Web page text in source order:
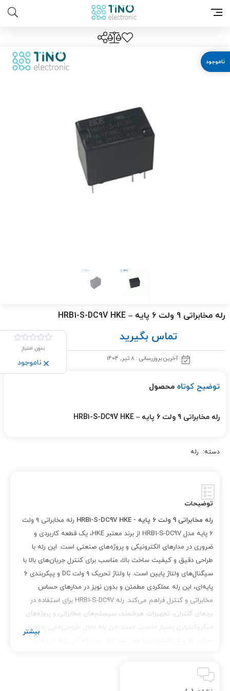
رله مخابراتی 9 ولت 6 پایه – HRB1-S-DC9V HKE
تماس بگیرید
آخرین بروزرسانی : 8 تیر, 1404
بدون امتیاز
ناموجود
توضیح کوتاه محصول
رله مخابراتی 9 ولت 6 پایه – HRB1-S-DC9V HKE
دسته: رله
توضیحات
رله مخابراتی 9 ولت 6 پایه - HRB1-S-DC9V HKE
رله مخابراتی ۹ ولت
۶ پایه مدل HRB1-S-DC9V از برند معتبر HKE، یک قطعه کاربردی و
ضروری در مدارهای الکترونیکی و پروژه‌های صنعتی است. این رله با
طراحی دقیق و کیفیت ساخت بالا، مناسب برای کنترل جریان‌های بالا با
سیگنال‌های ولتاژ پایین است. با ولتاژ تحریک ۹ ولت DC و پیکربندی ۶
پایه‌ای، این رله عملکردی مطمئن و بدون نویز در مدارهای حساس
مخابراتی و کنترل فراهم می‌کند. رله HRB1-S-DC9V برای استفاده در
بردهای کنترلی، تجهیزات هوشمند، سیستم‌های مخابراتی و پروژه‌های
میکروکنترلری بسیار مناسب است. این رله دارای خروجی‌هایی با تحمل
محکم، و مصرف انرژی پایین از دیگر ویژگی‌های این رله محسوب